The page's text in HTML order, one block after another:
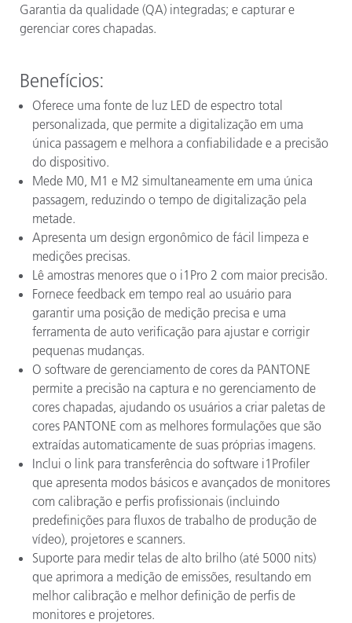
Garantia da qualidade (QA) integradas; e capturar e
gerenciar cores chapadas.
Benefícios:
Oferece uma fonte de luz LED de espectro total
personalizada, que permite a digitalização em uma
única passagem e melhora a confiabilidade e a precisão
do dispositivo.
Mede M0, M1 e M2 simultaneamente em uma única
passagem, reduzindo o tempo de digitalização pela
metade.
Apresenta um design ergonômico de fácil limpeza e
medições precisas.
Lê amostras menores que o i1Pro 2 com maior precisão.
Fornece feedback em tempo real ao usuário para
garantir uma posição de medição precisa e uma
ferramenta de auto verificação para ajustar e corrigir
pequenas mudanças.
O software de gerenciamento de cores da PANTONE
permite a precisão na captura e no gerenciamento de
cores chapadas, ajudando os usuários a criar paletas de
cores PANTONE com as melhores formulações que são
extraídas automaticamente de suas próprias imagens.
Inclui o link para transferência do software i1Profiler
que apresenta modos básicos e avançados de monitores
com calibração e perfis profissionais (incluindo
predefinições para fluxos de trabalho de produção de
vídeo), projetores e scanners.
Suporte para medir telas de alto brilho (até 5000 nits)
que aprimora a medição de emissões, resultando em
melhor calibração e melhor definição de perfis de
monitores e projetores.